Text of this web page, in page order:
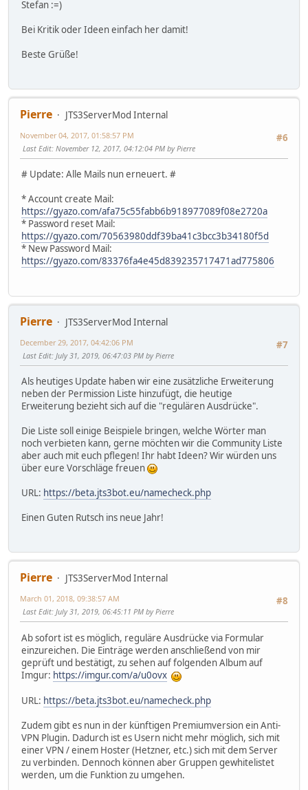
Stefan :=)
Bei Kritik oder Ideen einfach her damit!
Beste Grüße!
Pierre
JTS3ServerMod Internal
#6
November 04, 2017, 01:58:57 PM
Last Edit: November 12, 2017, 04:12:04 PM by Pierre
# Update: Alle Mails nun erneuert. #
* Account create Mail:
https://gyazo.com/afa75c55fabb6b918977089f08e2720a
* Password reset Mail:
https://gyazo.com/70563980ddf39ba41c3bcc3b34180f5d
* New Password Mail:
https://gyazo.com/83376fa4e45d839235717471ad775806
Pierre
JTS3ServerMod Internal
#7
December 29, 2017, 04:42:06 PM
Last Edit: July 31, 2019, 06:47:03 PM by Pierre
Als heutiges Update haben wir eine zusätzliche Erweiterung
neben der Permission Liste hinzufügt, die heutige
Erweiterung bezieht sich auf die "regulären Ausdrücke".
Die Liste soll einige Beispiele bringen, welche Wörter man
noch verbieten kann, gerne möchten wir die Community Liste
aber auch mit euch pflegen! Ihr habt Ideen? Wir würden uns
über eure Vorschläge freuen
URL: https://beta.jts3bot.eu/namecheck.php
Einen Guten Rutsch ins neue Jahr!
Pierre
JTS3ServerMod Internal
#8
March 01, 2018, 09:38:57 AM
Last Edit: July 31, 2019, 06:45:11 PM by Pierre
Ab sofort ist es möglich, reguläre Ausdrücke via Formular
einzureichen. Die Einträge werden anschließend von mir
geprüft und bestätigt, zu sehen auf folgenden Album auf
Imgur: https://imgur.com/a/u0ovx
URL: https://beta.jts3bot.eu/namecheck.php
Zudem gibt es nun in der künftigen Premiumversion ein Anti-
VPN Plugin. Dadurch ist es Usern nicht mehr möglich, sich mit
einer VPN / einem Hoster (Hetzner, etc.) sich mit dem Server
zu verbinden. Dennoch können aber Gruppen gewhitelistet
werden, um die Funktion zu umgehen.